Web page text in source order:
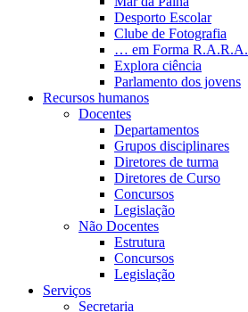
Desporto Escolar
Clube de Fotografia
… em Forma R.A.R.A.
Explora ciência
Parlamento dos jovens
Recursos humanos
Docentes
Departamentos
Grupos disciplinares
Diretores de turma
Diretores de Curso
Concursos
Legislação
Não Docentes
Estrutura
Concursos
Legislação
Serviços
Secretaria